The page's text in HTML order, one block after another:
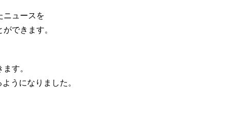
ニュースを
できます。
す。
うになりました。